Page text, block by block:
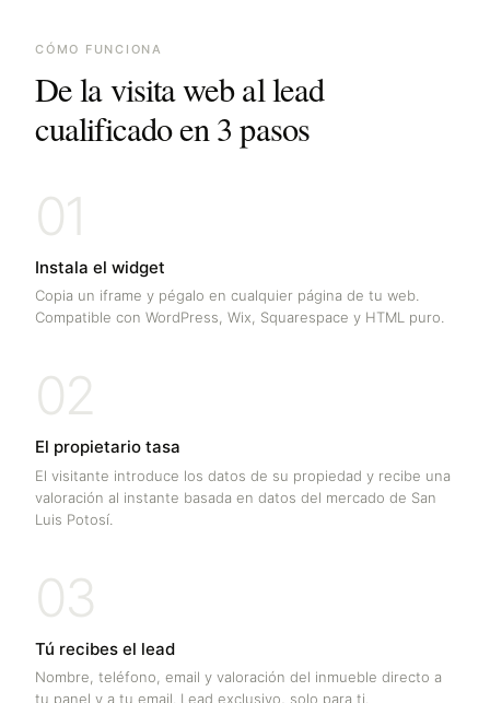
CÓMO FUNCIONA
De la visita web al lead
cualificado en 3 pasos
01
Instala el widget
Copia un iframe y pégalo en cualquier página de tu web.
Compatible con WordPress, Wix, Squarespace y HTML puro.
02
El propietario tasa
El visitante introduce los datos de su propiedad y recibe una
valoración al instante basada en datos del mercado de San
Luis Potosí
03
Tú recibes el lead
Nombre, teléfono, email y valoración del inmueble directo a
tu panel y a tu email. Lead exclusivo, solo para ti.